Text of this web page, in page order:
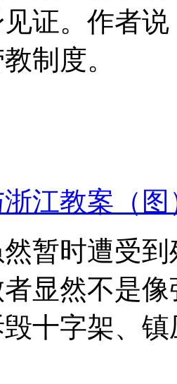
证。作者
制度。
江教案（图
暂时遭受
显然不是
十字架、